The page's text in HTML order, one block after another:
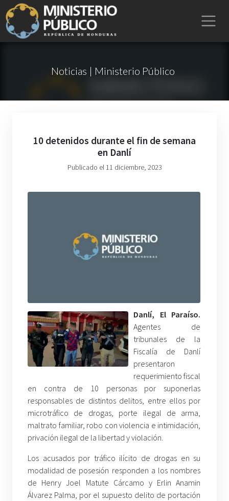
Noticias | Ministerio Público
10 detenidos durante el fin de semana
en Danlí
Publicado el 11 diciembre, 2023
Danlí, El Paraíso.
Agentes de
tribunales de la
Fiscalía de Danlí
presentaron
requerimiento fiscal
en contra de 10 personas por suponerlas
responsables de distintos delitos, entre ellos por
microtráfico de drogas, porte ilegal de arma,
maltrato familiar, robo con violencia e intimidación,
privación ilegal de la libertad y violación.
Los acusados por tráfico ilícito de drogas en su
modalidad de posesión responden a los nombres
de Henry Joel Matute Cárcamo y Erlin Anamin
Álvarez Palma, por el supuesto delito de portación